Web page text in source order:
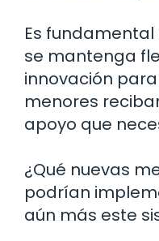
Es
se mantenga
innovación
menores
apoyo que
¿Qué nuevas
podrían
aún más este